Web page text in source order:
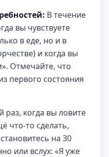
В течение
вы чувствуете
в еде, но и в
и когда вы
Отмечайте, что
первого состояния
раз, когда вы ловите
что-то сделать,
на 30
или вслух: «Я уже